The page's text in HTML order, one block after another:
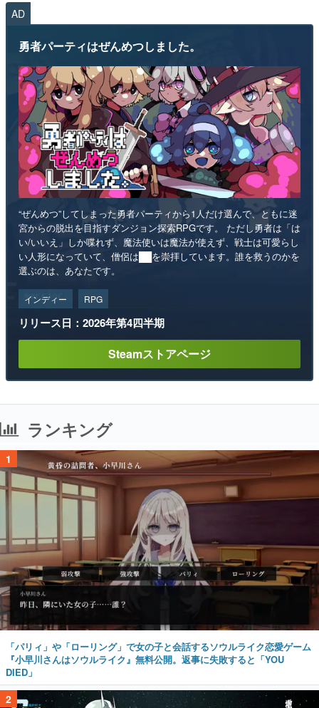
AD
勇者パーティはぜんめつしました。
“ぜんめつ”してしまった勇者パーティから1人だけ選んで、ともに迷
宮からの脱出を目指すダンジョン探索RPGです。 ただし勇者は「は
い/いいえ」しか喋れず、魔法使いは魔法が使えず、戦士は可愛らし
い人形になっていて、僧侶は██を崇拝しています。誰を救うのかを
選ぶのは、あなたです。
インディー RPG
リリース日：2026年第4四半期
Steamストアページ
ランキング
1
「パリィ」や「ローリング」で女の子と会話するソウルライク恋愛ゲーム
『小早川さんはソウルライク』無料公開。返事に失敗すると「YOU
DIED」
2